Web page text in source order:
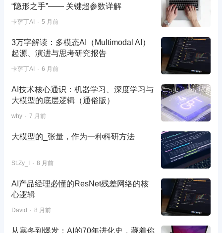
“隐形之手”—— 关键超参数详解
卡萨丁AI 5 月前
3万字解读：多模态AI（Multimodal AI）
起源、演进与思考研究报告
卡萨丁AI 6 月前
AI技术核心通识：机器学习、深度学习与
大模型的底层逻辑（通俗版）
why 7 月前
大模型的_张量，作为一种科研方法
St.Zy_I 8 月前
AI产品经理必懂的ResNet残差网络的核
心逻辑
David 8 月前
从寒冬到爆发：AI的70年进化史，藏着你